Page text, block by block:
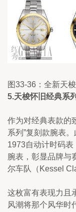
图33-36：全新天
5.天梭怀旧经典系
作为对经典表款的
系列”复刻款腕表
1973自动计时码表
腕表，彰显品牌与
尔车队（Kessel
这枚富有表现力且
风潮将那个风华时